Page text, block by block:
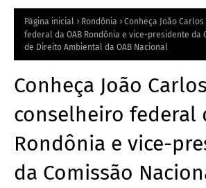
R
A
Página inicial Rondônia
Conheça João
federal da OAB Rondônia e vice-presidente da
de Direito Ambiental da OAB Nacional
Conheça João
conselheiro federal
Rondônia e vice-
da Comissão